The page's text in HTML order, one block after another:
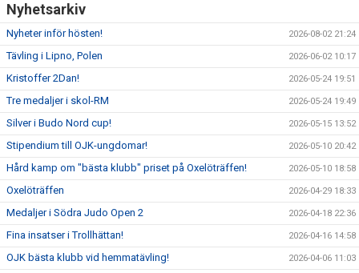
Nyhetsarkiv
Nyheter inför hösten! 2026-08-02 21:24
Tävling i Lipno, Polen 2026-06-02 10:17
Kristoffer 2Dan! 2026-05-24 19:51
Tre medaljer i skol-RM 2026-05-24 19:49
Silver i Budo Nord cup! 2026-05-15 13:52
Stipendium till OJK-ungdomar! 2026-05-10 20:42
Hård kamp om "bästa klubb" priset på Oxelöträffen! 2026-05-10 18:58
Oxelöträffen 2026-04-29 18:33
Medaljer i Södra Judo Open 2 2026-04-18 22:36
Fina insatser i Trollhättan! 2026-04-16 14:58
OJK bästa klubb vid hemmatävling! 2026-04-06 11:03